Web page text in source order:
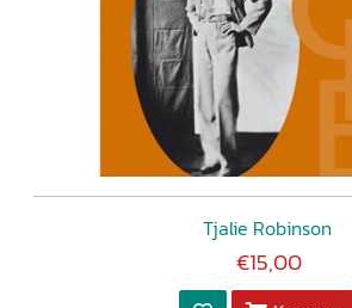
Tjalie Robinson
€15,00